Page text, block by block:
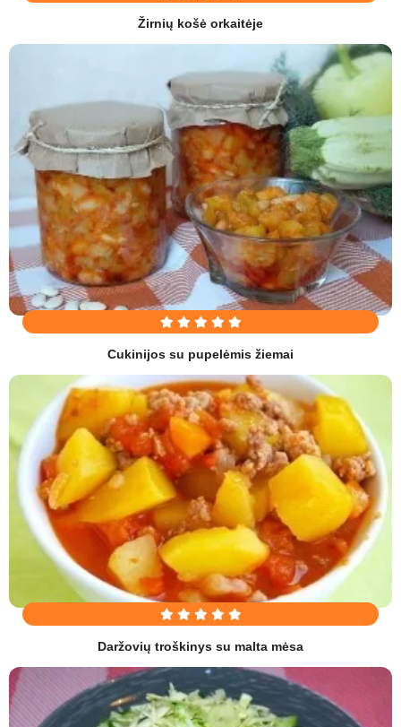
Žirnių košė orkaitėje
Cukinijos su pupelėmis žiemai
Daržovių troškinys su malta mėsa